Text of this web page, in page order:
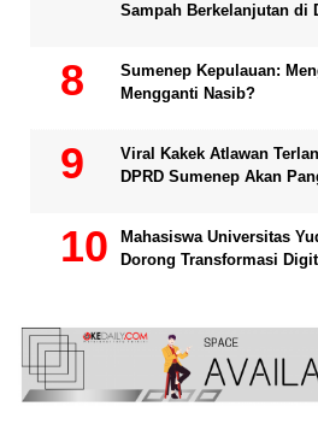
Sampah Berkelanjutan di
Sumenep Kepulauan:
Mengganti Nasib?
Viral Kakek Atlawan
DPRD Sumenep Akan
Mahasiswa Universitas
Dorong Transformasi